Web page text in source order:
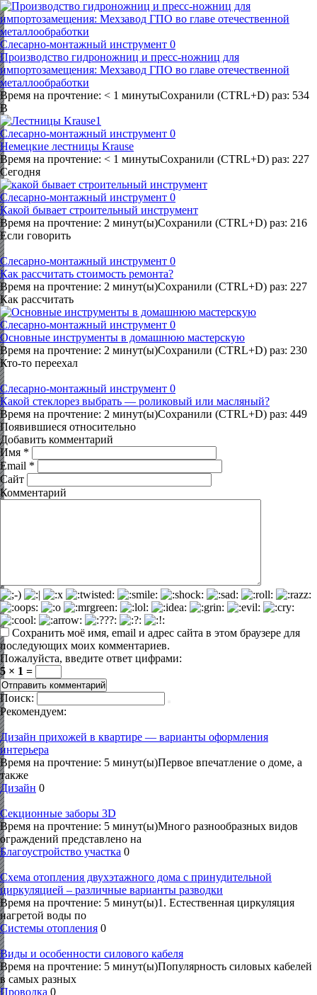
Слесарно-монтажный инструмент 0
Производство гидроножниц и пресс-ножниц для
импортозамещения: Мехзавод ГПО во главе отечественной
металлообработки
Время на прочтение: < 1 минутыСохранили (CTRL+D) раз: 534
В
Слесарно-монтажный инструмент 0
Немецкие лестницы Krause
Время на прочтение: < 1 минутыСохранили (CTRL+D) раз: 227
Сегодня
Слесарно-монтажный инструмент 0
Какой бывает строительный инструмент
Время на прочтение: 2 минут(ы)Сохранили (CTRL+D) раз: 216
Если говорить
Слесарно-монтажный инструмент 0
Как рассчитать стоимость ремонта?
Время на прочтение: 2 минут(ы)Сохранили (CTRL+D) раз: 227
Как рассчитать
Слесарно-монтажный инструмент 0
Основные инструменты в домашнюю мастерскую
Время на прочтение: 2 минут(ы)Сохранили (CTRL+D) раз: 230
Кто-то переехал
Слесарно-монтажный инструмент 0
Какой стеклорез выбрать — роликовый или масляный?
Время на прочтение: 2 минут(ы)Сохранили (CTRL+D) раз: 449
Появившиеся относительно
Добавить комментарий
Имя *
Email *
Сайт
Комментарий
Сохранить моё имя, email и адрес сайта в этом браузере для
последующих моих комментариев.
Пожалуйста, введите ответ цифрами:
5 × 1 =
Поиск:
Рекомендуем:
Дизайн прихожей в квартире — варианты оформления
интерьера
Время на прочтение: 5 минут(ы)Первое впечатление о доме, а
также
Дизайн 0
Секционные заборы 3D
Время на прочтение: 5 минут(ы)Много разнообразных видов
ограждений представлено на
Благоустройство участка 0
Схема отопления двухэтажного дома с принудительной
циркуляцией – различные варианты разводки
Время на прочтение: 5 минут(ы)1. Естественная циркуляция
нагретой воды по
Системы отопления 0
Виды и особенности силового кабеля
Время на прочтение: 5 минут(ы)Популярность силовых кабелей
в самых разных
Проводка 0